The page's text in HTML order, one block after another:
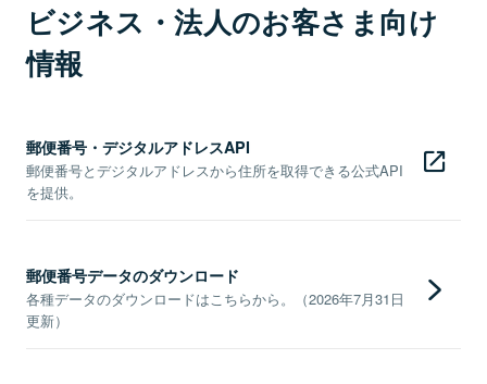
ビジネス・法人のお客さま向け
情報
郵便番号・デジタルアドレスAPI
郵便番号とデジタルアドレスから住所を取得できる公式API
を提供。
郵便番号データのダウンロード
各種データのダウンロードはこちらから。（2026年7月31日
更新）